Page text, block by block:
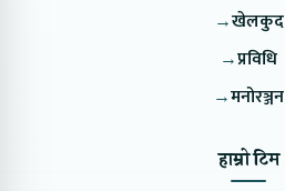
→खेलकुद
→प्रविधि
→मनोरञ्जन
हाम्रो टिम